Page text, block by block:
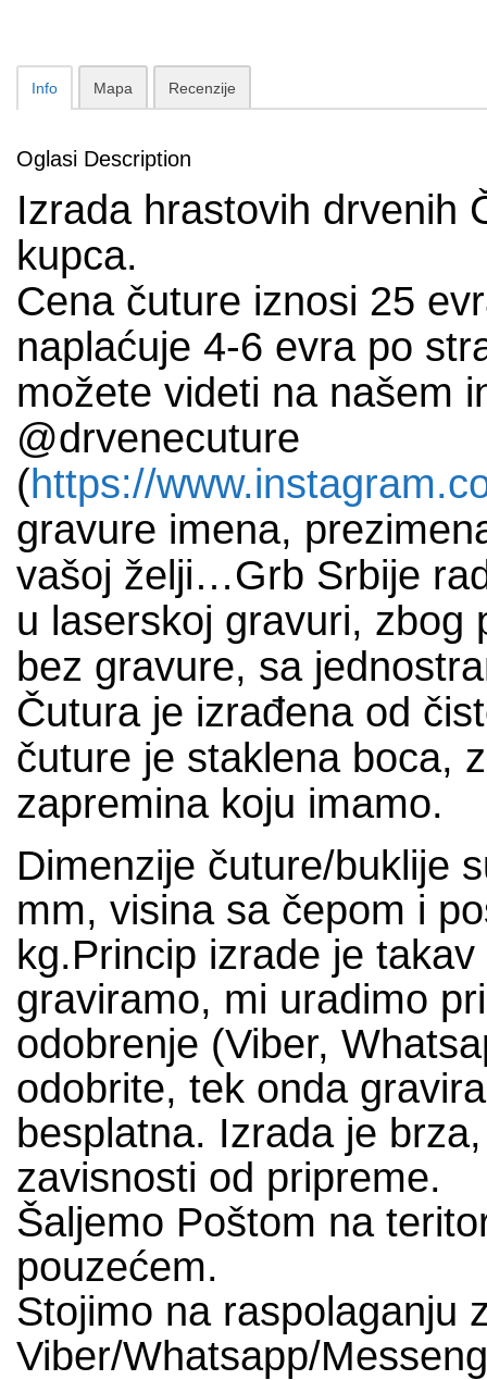
Info Mapa Recenzije
Oglasi Description
Izrada hrastovih drvenih
kupca.
Cena čuture iznosi 25
naplaćuje 4-6 evra po
možete videti na našem
@drvenecuture
(https://
gravure imena,
vašoj želji…Grb Srbije
u laserskoj gravuri, zbog
bez gravure, sa
Čutura je izrađena od
čuture je staklena boca,
zapremina koju imamo.
Dimenzije čuture/buklije
mm, visina sa čepom i
kg.Princip izrade je
graviramo, mi uradimo
odobrenje (Viber,
odobrite, tek onda
besplatna. Izrada je
zavisnosti od pripreme.
Šaljemo Poštom na
pouzećem.
Stojimo na raspolaganju
Viber/Whatsapp/